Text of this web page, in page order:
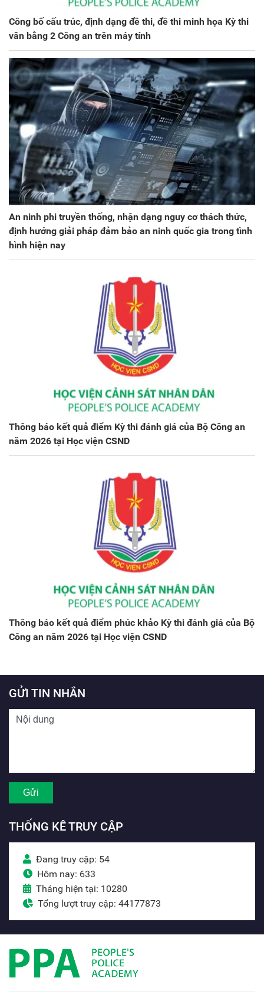
Công bố cấu trúc, định dạng đề thi, đề thi minh họa Kỳ thi
văn bằng 2 Công an trên máy tính
An ninh phi truyền thống, nhận dạng nguy cơ thách thức,
định hướng giải pháp đảm bảo an ninh quốc gia trong tình
hình hiện nay
Thông báo kết quả điểm Kỳ thi đánh giá của Bộ Công an
năm 2026 tại Học viện CSND
Thông báo kết quả điểm phúc khảo Kỳ thi đánh giá của Bộ
Công an năm 2026 tại Học viện CSND
GỬI TIN NHẮN
THỐNG KÊ TRUY CẬP
Đang truy cập: 54
Hôm nay: 633
Tháng hiện tại: 10280
Tổng lượt truy cập: 44177873